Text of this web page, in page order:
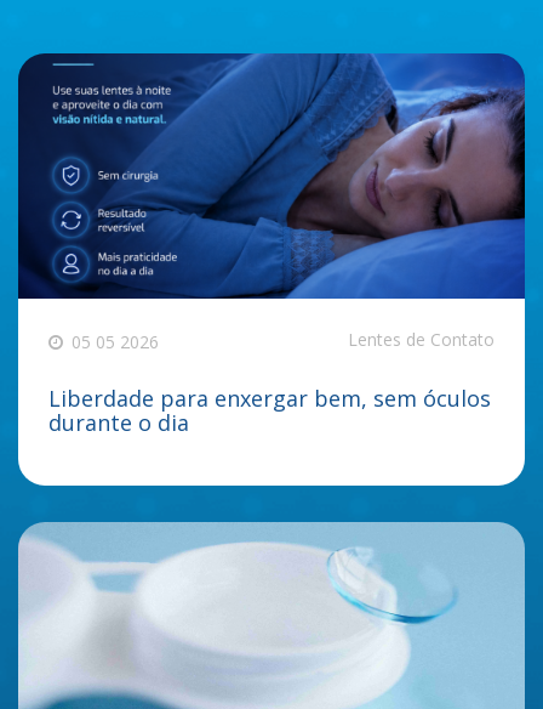
05 05 2026 Lentes de Contato
Liberdade para enxergar bem, sem óculos
durante o dia